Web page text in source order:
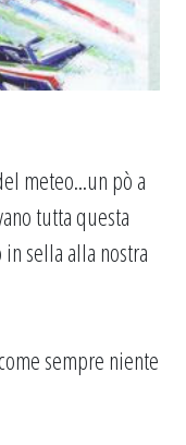
meteo...un pò a
tutta questa
in sella alla nostra
sempre niente